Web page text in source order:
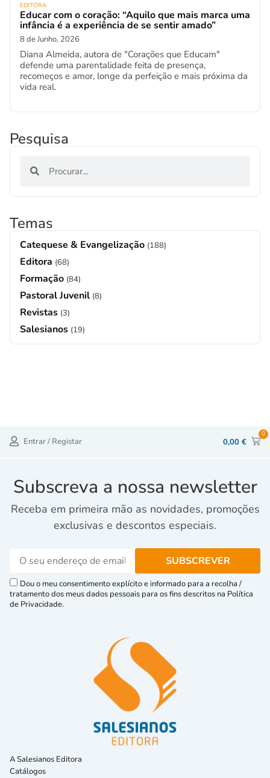
EDITORA
Educar com o coração: “Aquilo que mais marca uma
infância é a experiência de se sentir amado”
8 de Junho, 2026
Diana Almeida, autora de "Corações que Educam"
defende uma parentalidade feita de presença,
recomeços e amor, longe da perfeição e mais próxima da
vida real.
Pesquisa
Temas
Catequese & Evangelização (188)
Editora (68)
Formação (84)
Pastoral Juvenil (8)
Revistas (3)
Salesianos (19)
Entrar / Registar 0,00 €
0
Subscreva a nossa newsletter
Receba em primeira mão as novidades, promoções
exclusivas e descontos especiais.
Dou o meu consentimento explícito e informado para a recolha /
tratamento dos meus dados pessoais para os fins descritos na Política
de Privacidade.
A Salesianos Editora
Catálogos